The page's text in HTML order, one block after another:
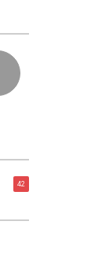
42